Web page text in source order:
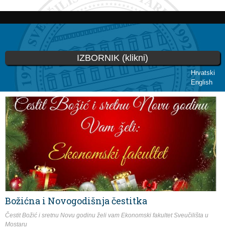
Skoči
glavni
sadržaj
Hrvatski
English
IZBORNIK (klikni)
Vi ste ovdje
Božićna i Novogodišnja čestitka
Čestit Božić i sretnu Novu godinu želi vam Ekonomski fakultet Sveučilišta u
Mostaru